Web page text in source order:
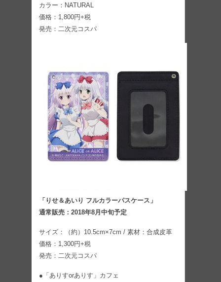
カラー：NATURAL
価格：1,800円+税
発売：二次元コスパ
「りせ＆あいり フルカラーパスケース」
通常販売：2018年8月中旬予定
サイズ：（約）10.5cm×7cm / 素材：合成皮革
価格：1,300円+税
発売：二次元コスパ
●「ありすorありす」カフェ